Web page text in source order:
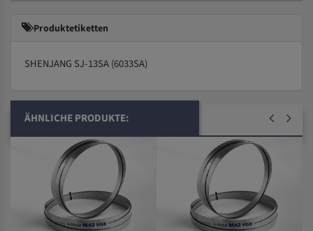
Produktetiketten
SHENJANG SJ-13SA (6033SA)
ÄHNLICHE PRODUKTE: